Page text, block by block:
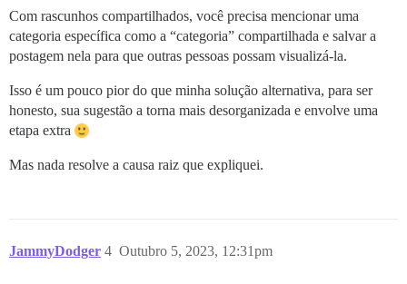
Com rascunhos compartilhados, você precisa mencionar uma
categoria específica como a “categoria” compartilhada e salvar a
postagem nela para que outras pessoas possam visualizá-la.
Isso é um pouco pior do que minha solução alternativa, para ser
honesto, sua sugestão a torna mais desorganizada e envolve uma
etapa extra
Mas nada resolve a causa raiz que expliquei.
JammyDodger Outubro 5, 2023, 12:31pm
4